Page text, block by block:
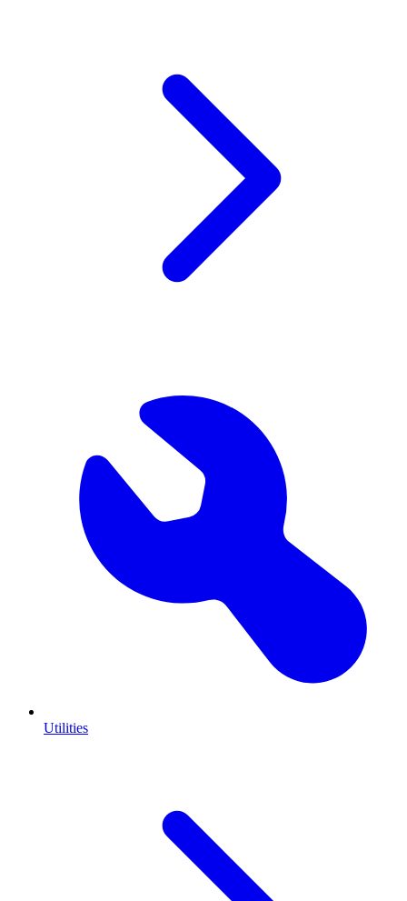
Utilities